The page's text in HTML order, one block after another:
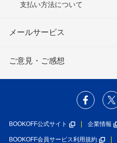
支払い方法について
メールサービス
ご意見・ご感想
BOOKOFF公式サイト 企業情報
BOOKOFF会員サービス利用規約